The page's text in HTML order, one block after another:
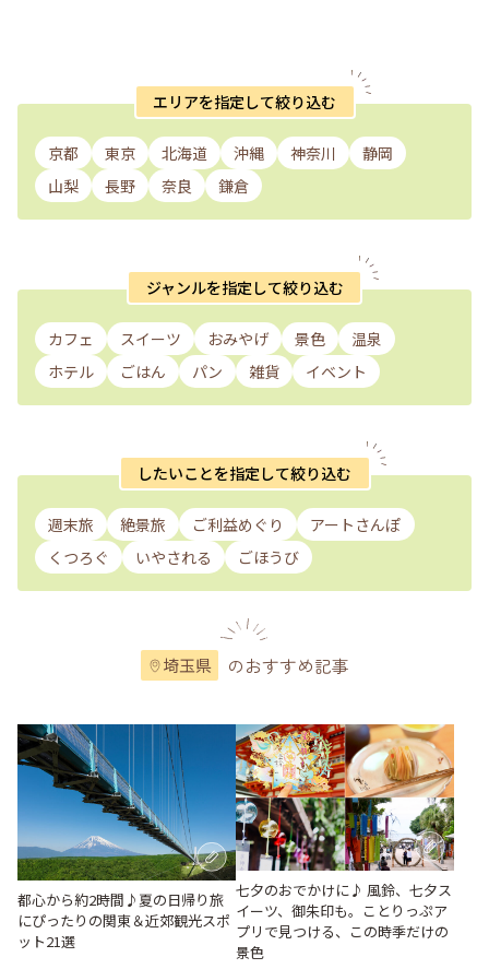
エリアを指定して絞り込む
京都 東京 北海道 沖縄 神奈川
静岡
山梨
長野 奈良 鎌倉
ジャンルを指定して絞り込む
カフェ スイーツ おみやげ 景色
温泉
ホテル
ごはん パン 雑貨 イベント
したいことを指定して絞り込む
週末旅 絶景旅 ご利益めぐり
アートさんぽ
くつろぐ
いやされる ごほうび
埼玉県 のおすすめ記事
都心から約2時間♪夏の日帰り旅
にぴったりの関東＆近郊観光スポ
ット21選
七夕のおでかけに♪ 風鈴、七夕ス
イーツ、御朱印も。ことりっぷア
プリで見つける、この時季だけの
景色